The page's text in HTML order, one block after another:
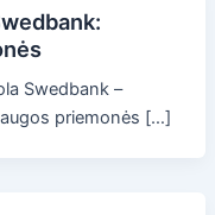
Swedbank –
priemonės […]